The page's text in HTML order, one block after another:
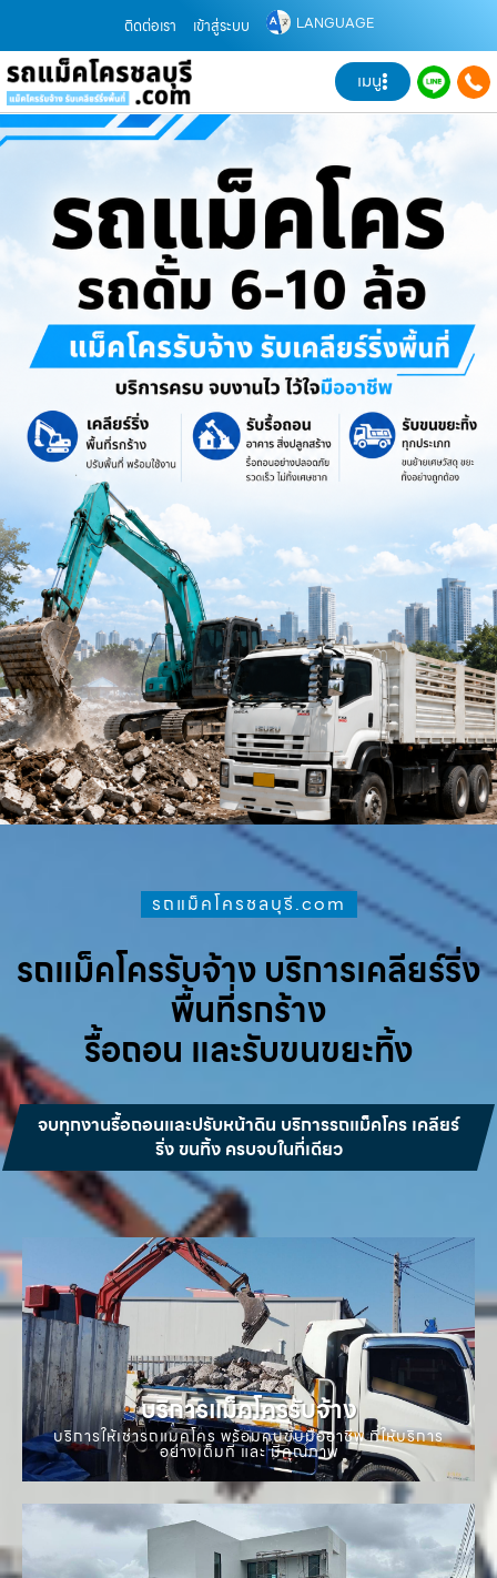
ติดต่อเรา เข้าสู่ระบบ LANGUAGE
เมนู
รถแม็คโครชลบุรี.com
รถแม็คโครรับจ้าง บริการเคลียร์ริ่ง
พื้นที่รกร้าง
รื้อถอน และรับขนขยะทิ้ง
จบทุกงานรื้อถอนและปรับหน้าดิน บริการรถแม็คโคร เคลียร์
ริ่ง ขนทิ้ง ครบจบในที่เดียว
บริการแม็คโครรับจ้าง
บริการให้เช่ารถแมคโคร พร้อมคนขับมืออาชีพ ที่ให้บริการ
อย่างเต็มที่ และ มีคุณภาพ